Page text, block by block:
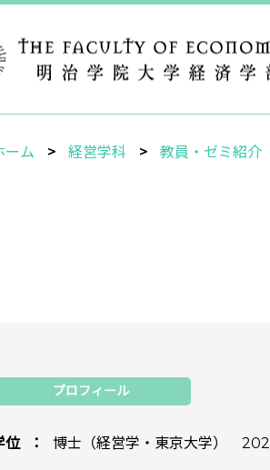
ーム 経営学科 教員・ゼミ紹介
プロフィール
位 博士（経営学・東京大学）